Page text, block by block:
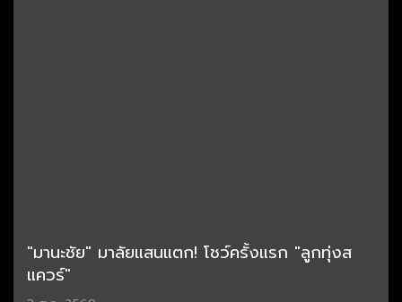
"มานะชัย" มาลัยแสนแตก! โชว์ครั้งแรก "ลูกทุ่งส
แควร์"